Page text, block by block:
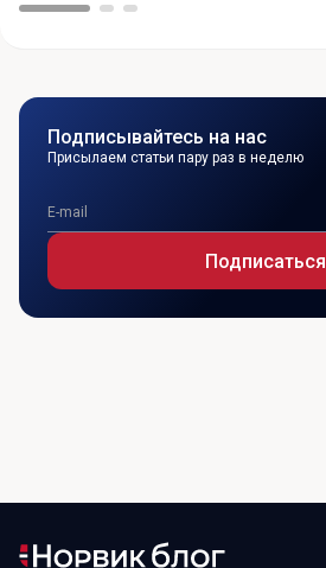
Подписывайтесь на нас
Присылаем статьи пару раз в неделю
Подписаться